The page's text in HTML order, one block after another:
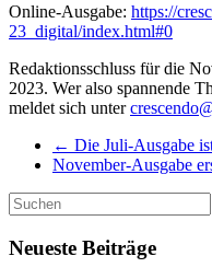
Online-Ausgabe: https://
23_digital/index.html#0
Redaktionsschluss für die
2023. Wer also spannende
meldet sich unter
← Die Juli-Ausgabe
November-Ausgabe
Neueste Beiträge